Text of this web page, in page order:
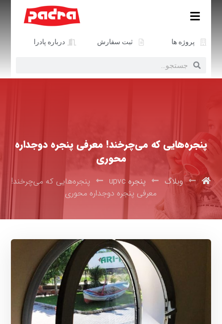
پروژه ها ثبت سفارش درباره پادرا
پنجره‌هایی که می‌چرخند! معرفی پنجره دوجداره
محوری
وبلاگ پنجره upvc
پنجره‌هایی که می‌چرخند!
معرفی پنجره دوجداره محوری